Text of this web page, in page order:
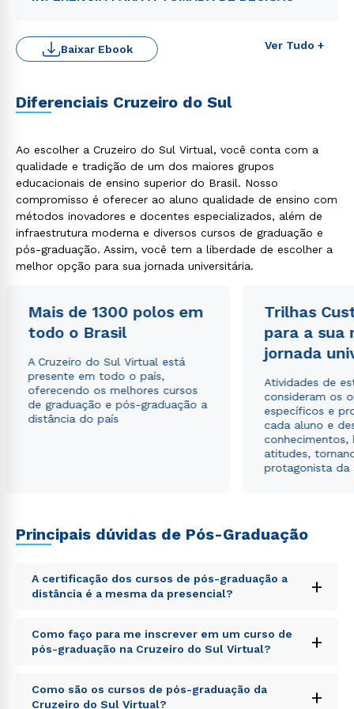
Ver Tudo +
Baixar Ebook
Diferenciais Cruzeiro do Sul
Ao escolher a Cruzeiro do Sul Virtual, você conta com a
qualidade e tradição de um dos maiores grupos
educacionais de ensino superior do Brasil. Nosso
compromisso é oferecer ao aluno qualidade de ensino com
métodos inovadores e docentes especializados, além de
infraestrutura moderna e diversos cursos de graduação e
pós-graduação. Assim, você tem a liberdade de escolher a
melhor opção para sua jornada universitária.
Mais de 1300 polos em
todo o Brasil
A Cruzeiro do Sul Virtual está
presente em todo o país,
oferecendo os melhores cursos
de graduação e pós-graduação a
distância do país
Trilhas
para a sua
jornada
Atividades de
consideram os
específicos e
cada aluno e
conhecimentos,
atitudes,
protagonista da
Principais dúvidas de Pós-Graduação
A certificação dos cursos de pós-graduação a
distância é a mesma da presencial?
+
Sed ut perspiciatis unde omnis iste natus error sit
voluptatem accusantium doloremque laudantium,
totam rem aperiam, eaque ipsa quae ab illo inventore
explicabo. Nemo enim ipsam voluptatem quia
voluptas sit aspernatur aut odit aut fugit, sed quia
Como faço para me inscrever em um curso de
pós-graduação na Cruzeiro do Sul Virtual?
+
Sed ut perspiciatis unde omnis iste natus error sit
voluptatem accusantium doloremque laudantium,
Como são os cursos de pós-graduação da
Cruzeiro do Sul Virtual?
+
Rápido e fácil
WhatsApp
ou
Estou de acordo com a
autorizo que meus dados sejam utilizados para o